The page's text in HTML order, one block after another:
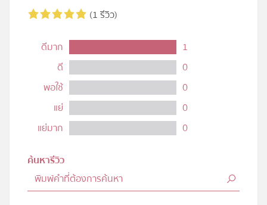
(1 รีวิว)
ดีมาก
1
ดี
0
พอใช้
0
แย่
0
แย่มาก
0
ค้นหารีวิว